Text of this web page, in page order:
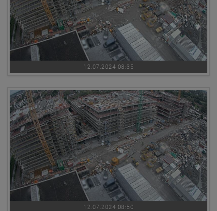
12.07.2024 08:35
12.07.2024 08:50